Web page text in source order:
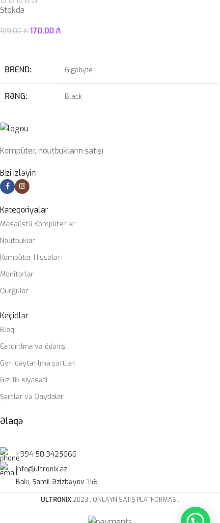
EKRAN
SSD
HDD
ÇƏKI
Stokda
189.00₼ 170.00 ₼
BREND Gigabyte
RƏNG Black
PROSESSOR
OPERATIV
YADDAŞ
ZƏMANƏT
MÜDDƏTI
Kompüter, noutbukların satışı
Bizi izləyin
Kateqoriyalar
Masaüstü Kompüterlər
Noutbuklar
Kompüter Hissələri
Monitorlar
Qurğular
Keçidlər
Bloq
Çatdırılma və ödəniş
Geri qaytarılma şərtləri
Gizlilik siyasəti
Şərtlər və Qaydalar
Əlaqə
+994 50 3425666
info@ultronix.az
Bakı, Şamil Əzizbəyov 156
ULTRONIX 2023 . ONLAYN SATIŞ PLATFORMASI.